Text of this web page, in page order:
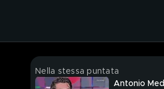
Nella stessa puntata
Antonio